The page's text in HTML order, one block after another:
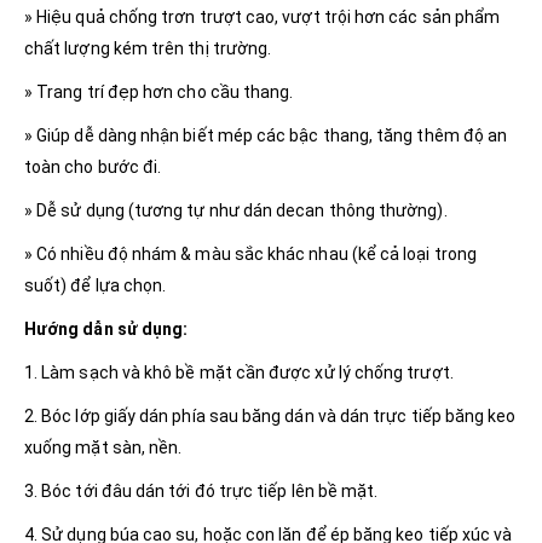
» Hiệu quả chống trơn trượt cao, vượt trội hơn các sản phẩm
chất lượng kém trên thị trường.
» Trang trí đẹp hơn cho cầu thang.
» Giúp dễ dàng nhận biết mép các bậc thang, tăng thêm độ an
toàn cho bước đi.
» Dễ sử dụng (tương tự như dán decan thông thường).
» Có nhiều độ nhám & màu sắc khác nhau (kể cả loại trong
suốt) để lựa chọn.
Hướng dẫn sử dụng:
1. Làm sạch và khô bề mặt cần được xử lý chống trượt.
2. Bóc lớp giấy dán phía sau băng dán và dán trực tiếp băng keo
xuống mặt sàn, nền.
3. Bóc tới đâu dán tới đó trực tiếp lên bề mặt.
4. Sử dụng búa cao su, hoặc con lăn để ép băng keo tiếp xúc và